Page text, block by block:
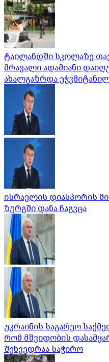
ტაილანდში სკოლაზე
მრავალი ადამიანი
ახალგაზრდა
ისრაელის დიასპორის
ზურგში დანა ჩაგვცა
უკრაინის საგარეო
რომ მშვიდობის
შეხვედრაა საჭირო